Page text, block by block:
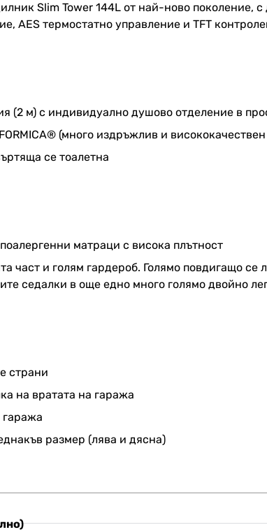
Slim Tower 144L от най-ново поколение, с
AES термостатно управление и TFT
(2 м) с индивидуално душово отделение в
(много издръжлив и
се тоалетна
матраци с висока плътност
част и голям гардероб. Голямо повдигащо се
седалки в още едно много голямо двойно
страни
на вратата на гаража
гаража
размер (лява и дясна)